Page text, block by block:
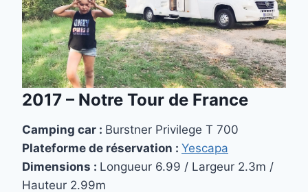
2017 – Notre Tour de France
Camping car : Burstner Privilege T 700
Plateforme de réservation : Yescapa
Dimensions : Longueur 6.99 / Largeur 2.3m /
Hauteur 2.99m